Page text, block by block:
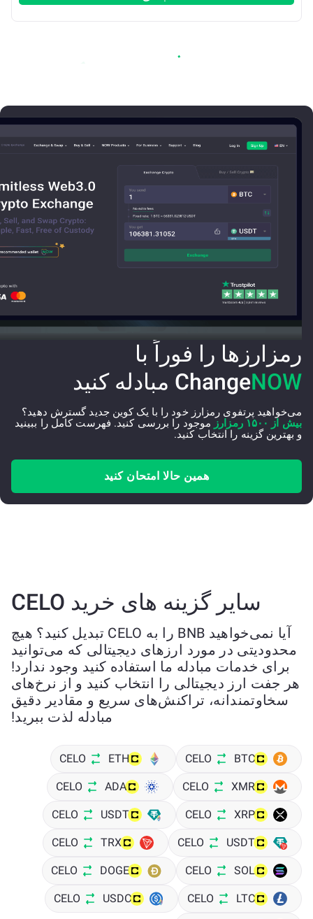
رمزارزها را فوراً با
ChangeNOW مبادله کنید
می‌خواهید پرتفوی رمزارز خود را با یک کوین جدید گسترش دهید؟
بیش از ۱۵۰۰ رمزارز
موجود را بررسی کنید. فهرست کامل را ببینید
و بهترین گزینه را انتخاب کنید.
همین حالا امتحان کنید
سایر گزینه های خرید CELO
آیا نمی‌خواهید BNB را به CELO تبدیل کنید؟ هیچ
محدودیتی در مورد ارزهای دیجیتالی که می‌توانید
برای خدمات مبادله ما استفاده کنید وجود ندارد!
هر جفت ارز دیجیتالی را انتخاب کنید و از نرخ‌های
سخاوتمندانه، تراکنش‌های سریع و مقادیر دقیق
مبادله لذت ببرید!
BTC
CELO
ETH
CELO
XMR
CELO
ADA
CELO
XRP
CELO
USDT
CELO
USDT
CELO
TRX
CELO
SOL
CELO
DOGE
CELO
LTC
CELO
USDC
CELO